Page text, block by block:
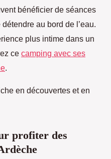
bénéficier de séances
au bord de l’eau.
plus intime dans un
ce camping avec ses
.
en découvertes et en
profiter des